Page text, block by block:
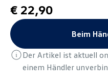
€ 22,90
Beim
Der Artikel ist aktuell
einem Händler